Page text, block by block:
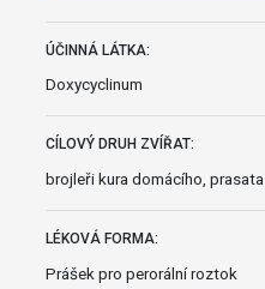
ÚČINNÁ LÁTKA:
Doxycyclinum
CÍLOVÝ DRUH ZVÍŘAT:
brojleři kura domácího, prasata
LÉKOVÁ FORMA:
Prášek pro perorální roztok